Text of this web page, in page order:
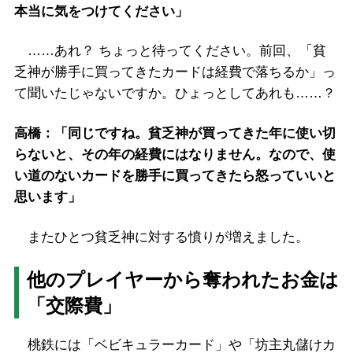
本当に気をつけてください」
……あれ？ ちょっと待ってください。前回、「貧
乏神が勝手に買ってきたカードは経費で落ちるか」っ
て聞いたじゃないですか。ひょっとしてあれも……？
高橋：「同じですね。貧乏神が買ってきた年に使い切
らないと、その年の経費にはなりません。なので、使
い道のないカードを勝手に買ってきたら怒っていいと
思います」
またひとつ貧乏神に対する憤りが増えました。
他のプレイヤーから奪われたお金は
「交際費」
桃鉄には「ベビキュラーカード」や「坊主丸儲けカ